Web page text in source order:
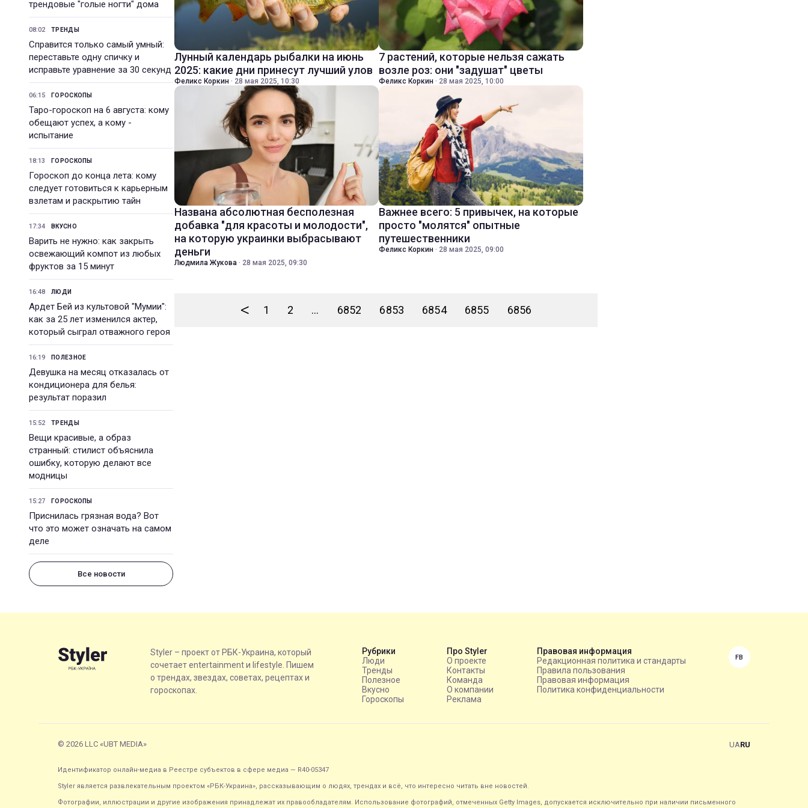
трендовые "голые ногти" дома
08:02 ТРЕНДЫ
Справится только самый умный:
переставьте одну спичку и
исправьте уравнение за 30 секунд
06:15 ГОРОСКОПЫ
Таро-гороскоп на 6 августа: кому
обещают успех, а кому -
испытание
18:13 ГОРОСКОПЫ
Гороскоп до конца лета: кому
следует готовиться к карьерным
взлетам и раскрытию тайн
17:34 ВКУСНО
Варить не нужно: как закрыть
освежающий компот из любых
фруктов за 15 минут
16:48 ЛЮДИ
Ардет Бей из культовой "Мумии":
как за 25 лет изменился актер,
который сыграл отважного героя
16:19 ПОЛЕЗНОЕ
Девушка на месяц отказалась от
кондиционера для белья:
результат поразил
15:52 ТРЕНДЫ
Вещи красивые, а образ
странный: стилист объяснила
ошибку, которую делают все
модницы
15:27 ГОРОСКОПЫ
Приснилась грязная вода? Вот
что это может означать на самом
деле
Все новости
Лунный календарь рыбалки на июнь
2025: какие дни принесут лучший улов
Феликс Коркин · 28 мая 2025, 10:30
7 растений, которые нельзя сажать
возле роз: они "задушат" цветы
Феликс Коркин · 28 мая 2025, 10:00
Названа абсолютная бесполезная
добавка "для красоты и молодости",
на которую украинки выбрасывают
деньги
Людмила Жукова · 28 мая 2025, 09:30
Важнее всего: 5 привычек, на которые
просто "молятся" опытные
путешественники
Феликс Коркин · 28 мая 2025, 09:00
< 1 2 ... 6852 6853 6854 6855 6856
Styler – проект от РБК-Украина, который
сочетает entertainment и lifestyle. Пишем
о трендах, звездах, советах, рецептах и
гороскопах.
Рубрики
Люди
Тренды
Полезное
Вкусно
Гороскопы
Про Styler
О проекте
Контакты
Команда
О компании
Реклама
Правовая информация
Редакционная политика и стандарты
Правила пользования
Правовая информация
Политика конфиденциальности
FB
© 2026 LLC «UBT MEDIA» UARU
Идентификатор онлайн-медиа в Реестре субъектов в сфере медиа — R40-05347
Styler является развлекательным проектом «РБК-Украина», рассказывающим о людях, трендах и всё, что интересно читать вне новостей.
Фотографии, иллюстрации и другие изображения принадлежат их правообладателям. Использование фотографий, отмеченных Getty Images, допускается исключительно при наличии письменного